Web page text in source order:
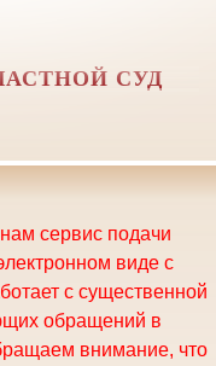
СУД
сервис подачи
виде с
с существенной
обращений в
внимание, что